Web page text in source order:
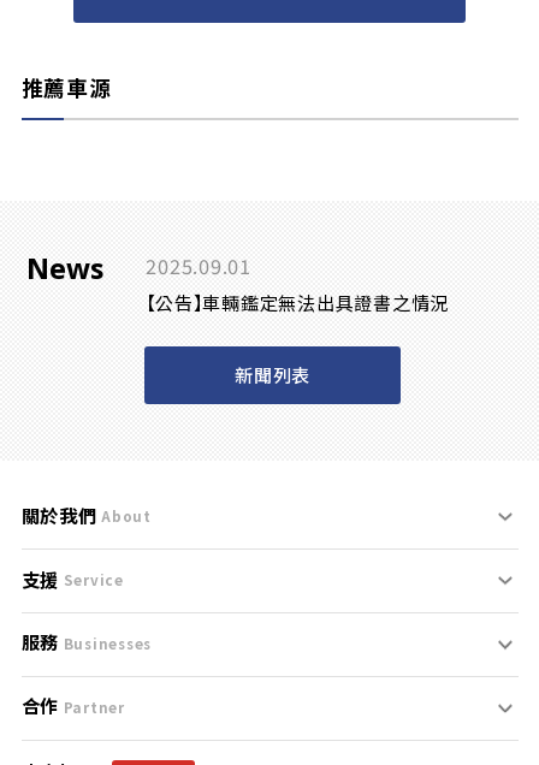
推薦車源
News 2025.09.01
【公告】車輛鑑定無法出具證書之情況
新聞列表
關於我們 About
刊登規範
服務條款
免責聲明
支援 Service
支援中心
聯絡我們
服務 Businesses
什麼是Goo鑑定？
合作 Partner